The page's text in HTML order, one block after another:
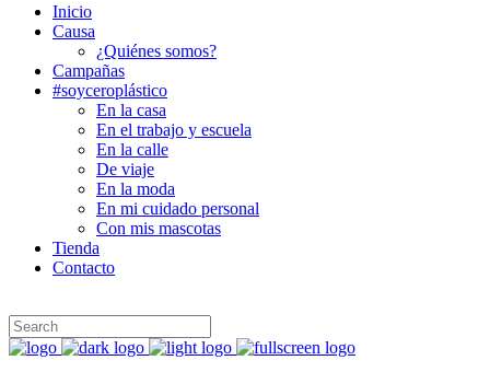
Inicio
Causa
¿Quiénes somos?
Campañas
#soyceroplástico
En la casa
En el trabajo y escuela
En la calle
De viaje
En la moda
En mi cuidado personal
Con mis mascotas
Tienda
Contacto